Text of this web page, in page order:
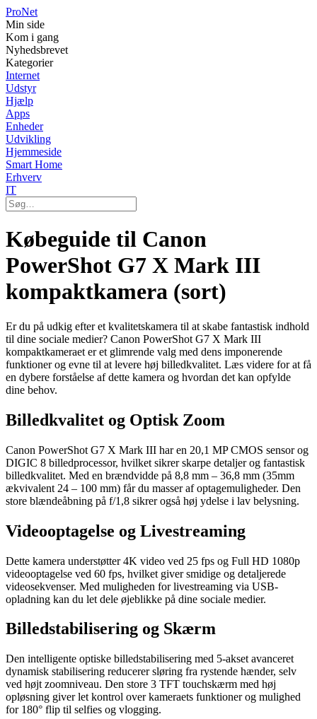
ProNet
Min side
Kom i gang
Nyhedsbrevet
Kategorier
Internet
Udstyr
Hjælp
Apps
Enheder
Udvikling
Hjemmeside
Smart Home
Erhverv
IT
Købeguide til Canon
PowerShot G7 X Mark III
kompaktkamera (sort)
Er du på udkig efter et kvalitetskamera til at skabe fantastisk indhold
til dine sociale medier? Canon PowerShot G7 X Mark III
kompaktkameraet er et glimrende valg med dens imponerende
funktioner og evne til at levere høj billedkvalitet. Læs videre for at få
en dybere forståelse af dette kamera og hvordan det kan opfylde
dine behov.
Billedkvalitet og Optisk Zoom
Canon PowerShot G7 X Mark III har en 20,1 MP CMOS sensor og
DIGIC 8 billedprocessor, hvilket sikrer skarpe detaljer og fantastisk
billedkvalitet. Med en brændvidde på 8,8 mm – 36,8 mm (35mm
ækvivalent 24 – 100 mm) får du masser af optagemuligheder. Den
store blændeåbning på f/1,8 sikrer også høj ydelse i lav belysning.
Videooptagelse og Livestreaming
Dette kamera understøtter 4K video ved 25 fps og Full HD 1080p
videooptagelse ved 60 fps, hvilket giver smidige og detaljerede
videosekvenser. Med muligheden for livestreaming via USB-
opladning kan du let dele øjeblikke på dine sociale medier.
Billedstabilisering og Skærm
Den intelligente optiske billedstabilisering med 5-akset avanceret
dynamisk stabilisering reducerer sløring fra rystende hænder, selv
ved højt zoomniveau. Den store 3 TFT touchskærm med høj
opløsning giver let kontrol over kameraets funktioner og mulighed
for 180° flip til selfies og vlogging.